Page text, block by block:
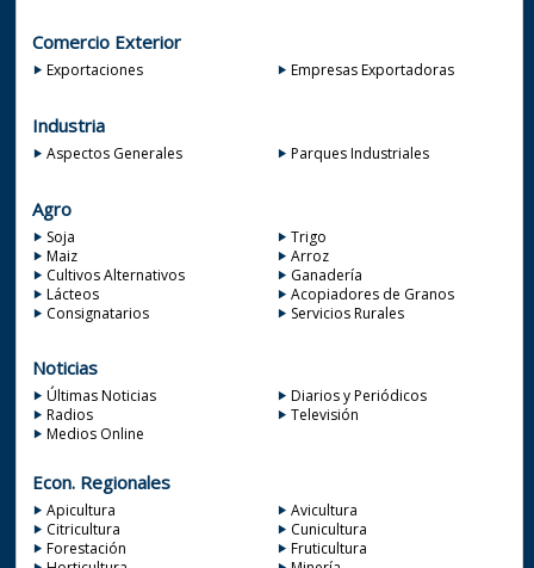
Comercio Exterior
Exportaciones Empresas Exportadoras
Industria
Aspectos Generales Parques Industriales
Agro
Soja
Trigo
Maiz
Arroz
Cultivos Alternativos
Ganadería
Lácteos
Acopiadores de Granos
Consignatarios
Servicios Rurales
Noticias
Últimas Noticias
Diarios y Periódicos
Radios
Televisión
Medios Online
Econ. Regionales
Apicultura
Avicultura
Citricultura
Cunicultura
Forestación
Fruticultura